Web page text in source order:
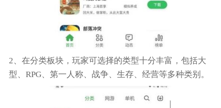
2、在分类板块，玩家可选择的类型十分丰富，包括大
型、RPG、第一人称、战争、生存、经营等多种类别。